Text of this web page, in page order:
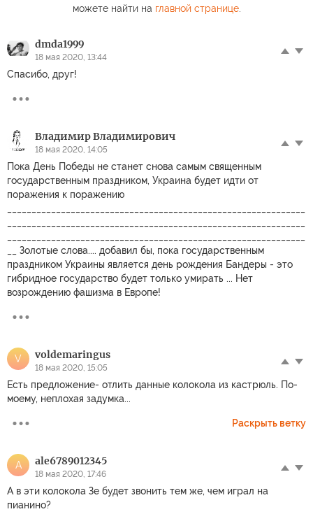
можете найти на главной странице.
dmda1999
18 мая 2020, 13:44
Спасибо, друг!
Владимир Владимирович
18 мая 2020, 14:05
Пока День Победы не станет снова самым священным
государственным праздником, Украина будет идти от
поражения к поражению
__ Золотые слова.... добавил бы, пока государственным
праздником Украины является день рождения Бандеры - это
гибридное государство будет только умирать ... Нет
возрождению фашизма в Европе!
V voldemaringus
18 мая 2020, 15:05
Есть предложение- отлить данные колокола из кастрюль. По-
моему, неплохая задумка...
Раскрыть ветку
A ale6789012345
18 мая 2020, 17:46
А в эти колокола Зе будет звонить тем же, чем играл на
пианино?